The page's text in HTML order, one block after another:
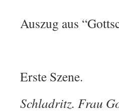
Auszug aus
Erste Szene.
Schladritz. Frau